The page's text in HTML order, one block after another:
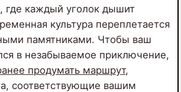
где каждый уголок дышит
культура переплетается
памятниками. Чтобы ваш
в незабываемое приключение,
продумать маршрут,
соответствующие вашим